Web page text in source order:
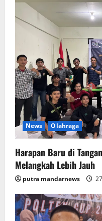
News Olahraga
Harapan Baru di
Melangkah Lebih Jauh
putra mandarnews